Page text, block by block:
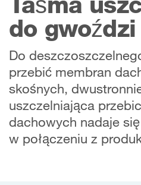
do gwoździ
Do
przebić membran
skośnych,
uszczelniająca
dachowych nadaje
w połączeniu z